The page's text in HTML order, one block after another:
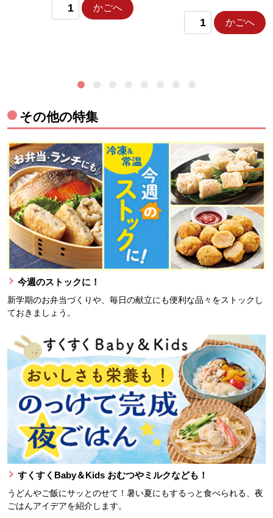
かごへ
かごへ
その他の特集
今週のストックに！
新学期のお弁当づくりや、毎日の献立にも便利な品々をストックし
ておきましょう。
すくすくBaby＆Kids おむつやミルクなども！
うどんやご飯にサッとのせて！暑い夏にもするっと食べられる、夜
ごはんアイデアを紹介します。